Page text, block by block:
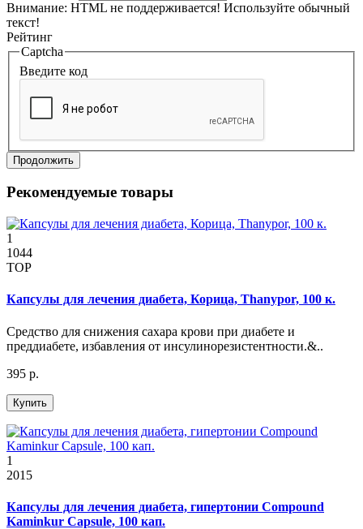
Внимание: HTML не поддерживается! Используйте обычный
текст!
Рейтинг
Captcha
Введите код
Продолжить
Рекомендуемые товары
1
1044
TOP
Капсулы для лечения диабета, Корица, Thanypor, 100 к.
Средство для снижения сахара крови при диабете и
преддиабете, избавления от инсулинорезистентности.&..
395 р.
Купить
1
2015
Капсулы для лечения диабета, гипертонии Compound
Kaminkur Capsule, 100 кап.